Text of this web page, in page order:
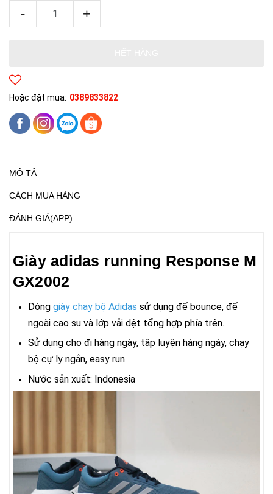
- +
Hoặc đặt mua: 0389833822
MÔ TẢ
CÁCH MUA HÀNG
ĐÁNH GIÁ(APP)
Giày adidas running Response M
GX2002
Dòng giày chạy bộ Adidas sử dụng đế bounce, đế
ngoài cao su và lớp vải dệt tổng hợp phía trên.
Sử dụng cho đi hàng ngày, tập luyện hàng ngày, chạy
bộ cự ly ngắn, easy run
Nước sản xuất: Indonesia